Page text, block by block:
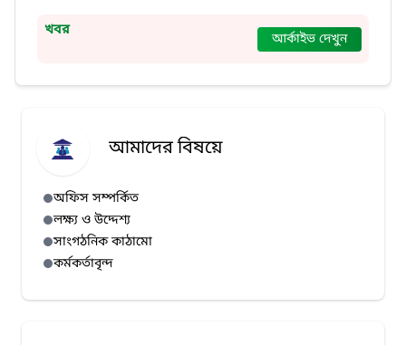
খবর আর্কাইভ দেখুন
আমাদের বিষয়ে
অফিস সম্পর্কিত
লক্ষ্য ও উদ্দেশ্য
সাংগঠনিক কাঠামো
কর্মকর্তাবৃন্দ